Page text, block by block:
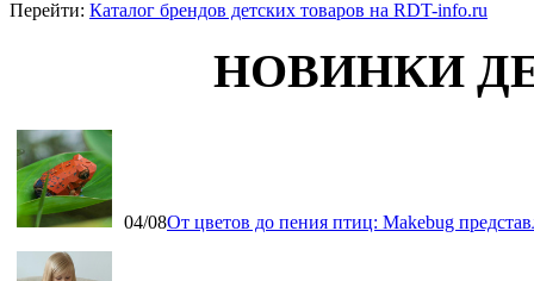
Перейти: Каталог брендов детских товаров на RDT-info.ru
НОВИНКИ
04/08От цветов до пения птиц: Makebug